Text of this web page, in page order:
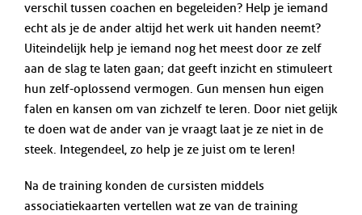
verschil tussen coachen en begeleiden? Help je iemand
echt als je de ander altijd het werk uit handen neemt?
Uiteindelijk help je iemand nog het meest door ze zelf
aan de slag te laten gaan; dat geeft inzicht en stimuleert
hun zelf-oplossend vermogen. Gun mensen hun eigen
falen en kansen om van zichzelf te leren. Door niet gelijk
te doen wat de ander van je vraagt laat je ze niet in de
steek. Integendeel, zo help je ze juist om te leren!
Na de training konden de cursisten middels
associatiekaarten vertellen wat ze van de training